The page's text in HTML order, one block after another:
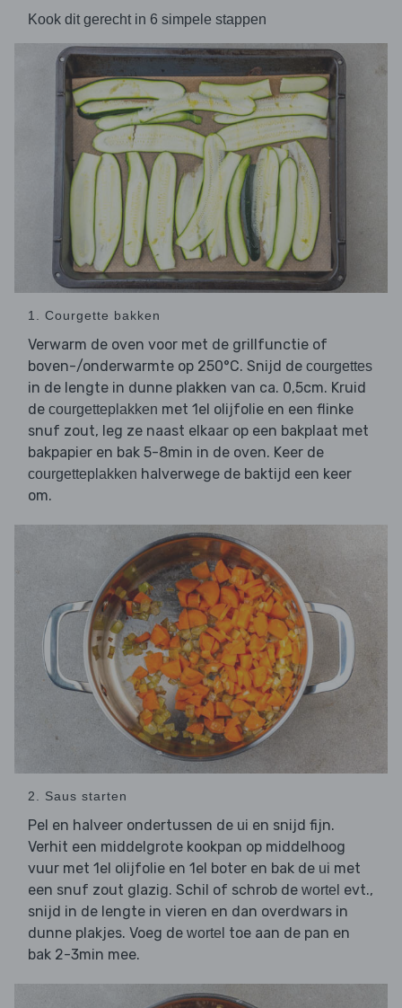
Kook dit gerecht in 6 simpele stappen
1. Courgette bakken
Verwarm de oven voor met de grillfunctie of
boven-/onderwarmte op 250°C. Snijd de courgettes
in de lengte in dunne plakken van ca. 0,5cm. Kruid
de courgetteplakken met 1el olijfolie en een flinke
snuf zout, leg ze naast elkaar op een bakplaat met
bakpapier en bak 5-8min in de oven. Keer de
courgetteplakken halverwege de baktijd een keer
om.
2. Saus starten
Pel en halveer ondertussen de ui en snijd fijn.
Verhit een middelgrote kookpan op middelhoog
vuur met 1el olijfolie en 1el boter en bak de ui met
een snuf zout glazig. Schil of schrob de wortel evt.,
snijd in de lengte in vieren en dan overdwars in
dunne plakjes. Voeg de wortel toe aan de pan en
bak 2-3min mee.